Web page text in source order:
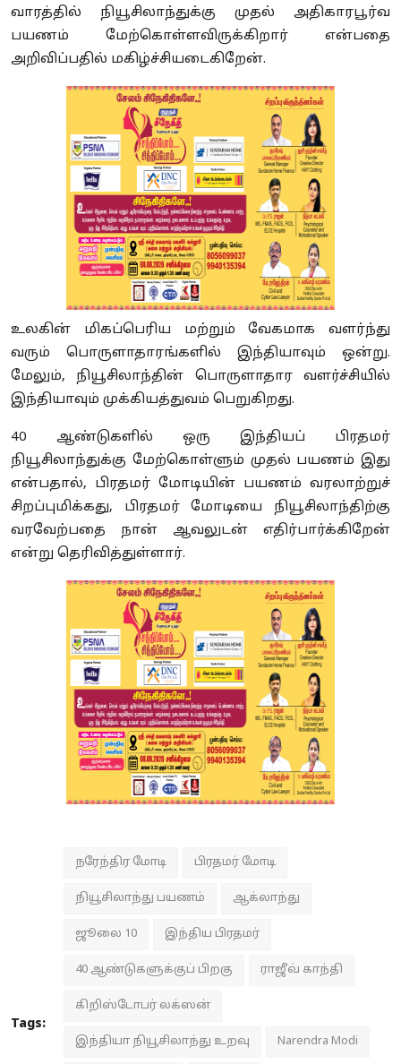
வாரத்தில் நியூசிலாந்துக்கு முதல் அதிகாரபூர்வ
பயணம் மேற்கொள்ளவிருக்கிறார் என்பதை
அறிவிப்பதில் மகிழ்ச்சியடைகிறேன்.
உலகின் மிகப்பெரிய மற்றும் வேகமாக வளர்ந்து
வரும் பொருளாதாரங்களில் இந்தியாவும் ஒன்று.
மேலும், நியூசிலாந்தின் பொருளாதார வளர்ச்சியில்
இந்தியாவும் முக்கியத்துவம் பெறுகிறது.
40 ஆண்டுகளில் ஒரு இந்தியப் பிரதமர்
நியூசிலாந்துக்கு மேற்கொள்ளும் முதல் பயணம் இது
என்பதால், பிரதமர் மோடியின் பயணம் வரலாற்றுச்
சிறப்புமிக்கது, பிரதமர் மோடியை நியூசிலாந்திற்கு
வரவேற்பதை நான் ஆவலுடன் எதிர்பார்க்கிறேன்
என்று தெரிவித்துள்ளார்.
Tags:
நரேந்திர மோடி பிரதமர் மோடி
நியூசிலாந்து பயணம் ஆக்லாந்து
ஜூலை 10 இந்திய பிரதமர்
40 ஆண்டுகளுக்குப் பிறகு ராஜீவ் காந்தி
கிறிஸ்டோபர் லக்ஸன்
இந்தியா நியூசிலாந்து உறவு Narendra Modi